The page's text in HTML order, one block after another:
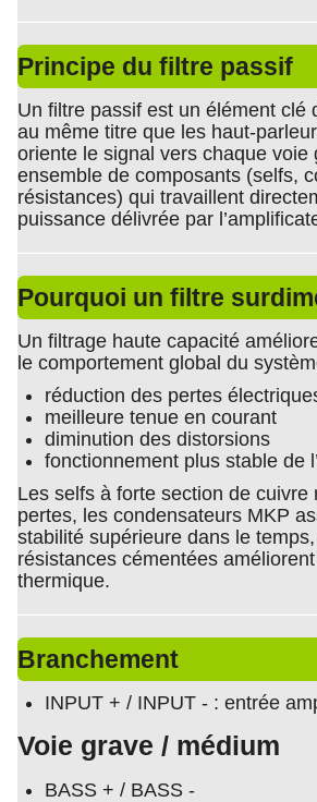
Principe du filtre passif
Un filtre passif est un élément clé
au même titre que les haut-
oriente le signal vers chaque voie
ensemble de composants (selfs,
résistances) qui travaillent
puissance délivrée par
Pourquoi un filtre
Un filtrage haute capacité
le comportement global du
réduction des pertes
meilleure tenue en courant
diminution des distorsions
fonctionnement plus stable de
Les selfs à forte section de cuivre
pertes, les condensateurs MKP
stabilité supérieure dans le
résistances cémentées
thermique.
Branchement
INPUT + / INPUT - : entrée
Voie grave / médium
BASS + / BASS -